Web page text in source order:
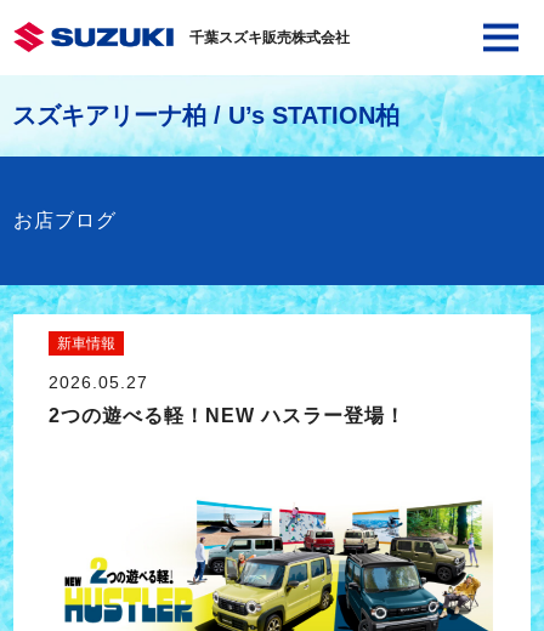
千葉スズキ販売株式会社
スズキアリーナ柏 / U’s STATION柏
お店ブログ
新車情報
2026.05.27
2つの遊べる軽！NEW ハスラー登場！